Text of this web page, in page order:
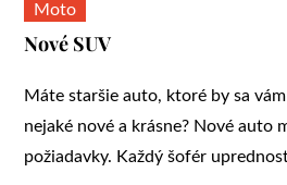
Moto
Nové SUV
Máte staršie auto, ktoré by sa
nejaké nové a krásne? Nové auto
požiadavky. Každý šofér